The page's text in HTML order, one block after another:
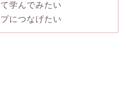
学んでみたい
につなげたい